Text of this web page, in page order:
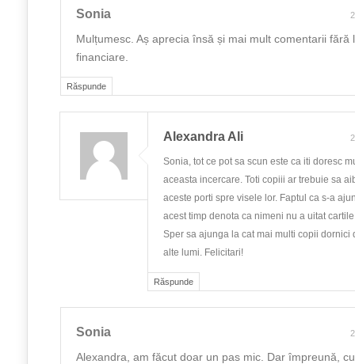
Răspunde
Sonia
Mulțumesc. Aș aprecia însă și mai mult comentarii fără
financiare.
Răspunde
Alexandra Ali
Sonia, tot ce pot sa scun este ca iti doresc
aceasta incercare. Toti copiii ar trebuie sa
aceste porti spre visele lor. Faptul ca s-a
acest timp denota ca nimeni nu a uitat
Sper sa ajunga la cat mai multi copii dornici
alte lumi. Felicitari!
Sonia
Alexandra, am făcut doar un pas mic. Dar împreună,